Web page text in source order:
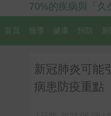
70%的疾病與「久
首頁 報導 健康 預防 新
新冠肺炎可能
病患防疫重點